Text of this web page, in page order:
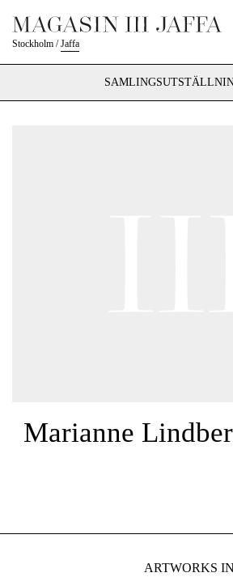
Stockholm /Jaffa
Marianne
ARTWORKS